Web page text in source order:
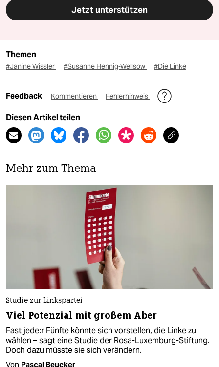
Jetzt unterstützen
Themen
#Janine Wissler #Susanne Hennig-Wellsow #Die Linke
Feedback Kommentieren Fehlerhinweis
Diesen Artikel teilen
Mehr zum Thema
Studie zur Linkspartei
Viel Potenzial mit großem Aber
Fast je­de:r Fünfte könnte sich vorstellen, die Linke zu
wählen – sagt eine Studie der Rosa-Luxemburg-Stiftung.
Doch dazu müsste sie sich verändern.
Von Pascal Beucker